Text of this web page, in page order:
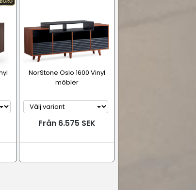
NorStone Oslo 1600 Vinyl
möbler
Från 6.575 SEK